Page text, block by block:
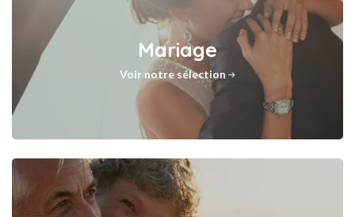
Mariage
Voir notre sélection